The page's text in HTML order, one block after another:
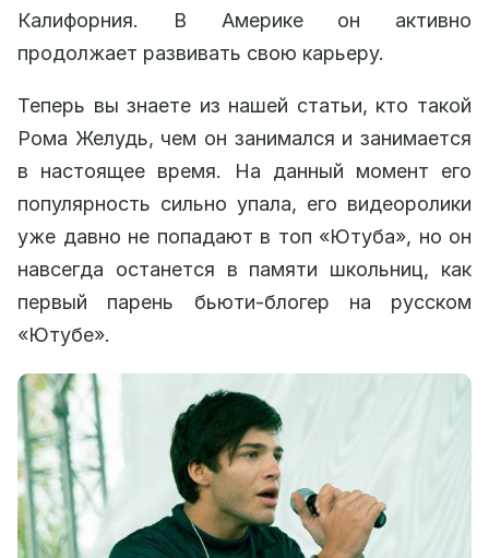
Калифорния. В Америке он активно
продолжает развивать свою карьеру.
Теперь вы знаете из нашей статьи, кто такой
Рома Желудь, чем он занимался и занимается
в настоящее время. На данный момент его
популярность сильно упала, его видеоролики
уже давно не попадают в топ «Ютуба», но он
навсегда останется в памяти школьниц, как
первый парень бьюти-блогер на русском
«Ютубе».